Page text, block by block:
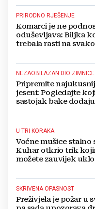
PRIRODNO RJEŠENJE
Komarci je ne
oduševljava: Biljka
trebala rasti na
NEZAOBILAZAN DIO ZIMNICE
Pripremite
jeseni: Pogledajte
sastojak bake
U TRI KORAKA
Voćne mušice stalno
Kuhar otkrio trik
možete zauvijek
SKRIVENA OPASNOST
Preživjela je požar u